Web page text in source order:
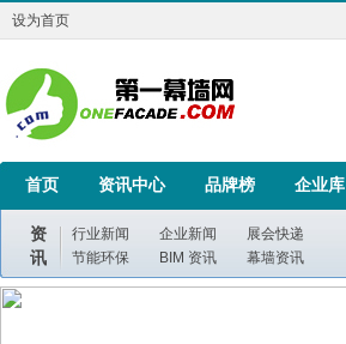
设为首页
首页 资讯中心 品牌榜 企业库
资
讯
行业新闻 企业新闻
展会快递
节能环保
BIM 资讯 幕墙资讯